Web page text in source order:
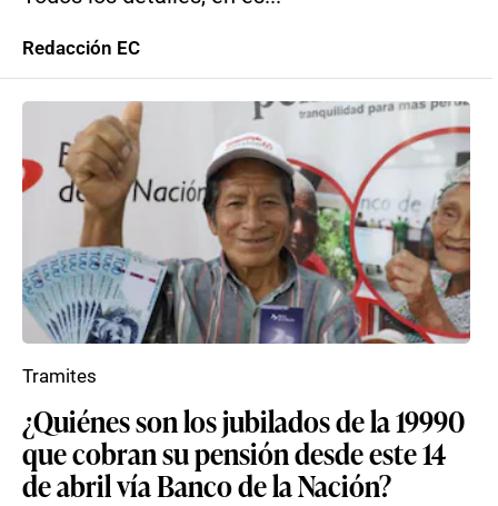
Redacción EC
¿Quiénes son los jubilados de la 19990
que cobran su pensión desde este 14
de abril vía Banco de la Nación?
Tramites